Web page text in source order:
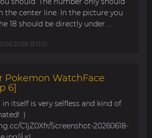
the center line. In the picture you
18 should be directly under ...
13:11:01
Pokemon WatchFace
6]
itself is very selfless and kind of
:)
C1jZ0Xfr/Screenshot-20260618-